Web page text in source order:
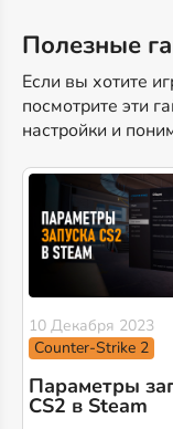
Полезные
Если вы хотите
посмотрите эти
настройки и
10 Декабря 2023
Counter-Strike 2
Параметры
CS2 в Steam